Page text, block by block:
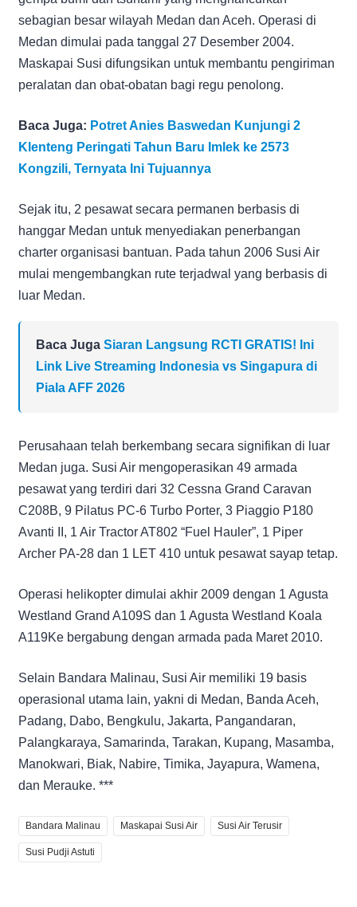
sebagian besar wilayah Medan dan Aceh. Operasi di
Medan dimulai pada tanggal 27 Desember 2004.
Maskapai Susi difungsikan untuk membantu pengiriman
peralatan dan obat-obatan bagi regu penolong.
Baca Juga: Potret Anies Baswedan Kunjungi 2
Klenteng Peringati Tahun Baru Imlek ke 2573
Kongzili, Ternyata Ini Tujuannya
Sejak itu, 2 pesawat secara permanen berbasis di
hanggar Medan untuk menyediakan penerbangan
charter organisasi bantuan. Pada tahun 2006 Susi Air
mulai mengembangkan rute terjadwal yang berbasis di
luar Medan.
Baca Juga Siaran Langsung RCTI GRATIS! Ini
Link Live Streaming Indonesia vs Singapura di
Piala AFF 2026
Perusahaan telah berkembang secara signifikan di luar
Medan juga. Susi Air mengoperasikan 49 armada
pesawat yang terdiri dari 32 Cessna Grand Caravan
C208B, 9 Pilatus PC-6 Turbo Porter, 3 Piaggio P180
Avanti II, 1 Air Tractor AT802 “Fuel Hauler”, 1 Piper
Archer PA-28 dan 1 LET 410 untuk pesawat sayap tetap.
Operasi helikopter dimulai akhir 2009 dengan 1 Agusta
Westland Grand A109S dan 1 Agusta Westland Koala
A119Ke bergabung dengan armada pada Maret 2010.
Selain Bandara Malinau, Susi Air memiliki 19 basis
operasional utama lain, yakni di Medan, Banda Aceh,
Padang, Dabo, Bengkulu, Jakarta, Pangandaran,
Palangkaraya, Samarinda, Tarakan, Kupang, Masamba,
Manokwari, Biak, Nabire, Timika, Jayapura, Wamena,
dan Merauke. ***
Bandara Malinau Maskapai Susi Air Susi Air Terusir
Susi Pudji Astuti